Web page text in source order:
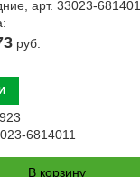
руб.
6814011
В корзину